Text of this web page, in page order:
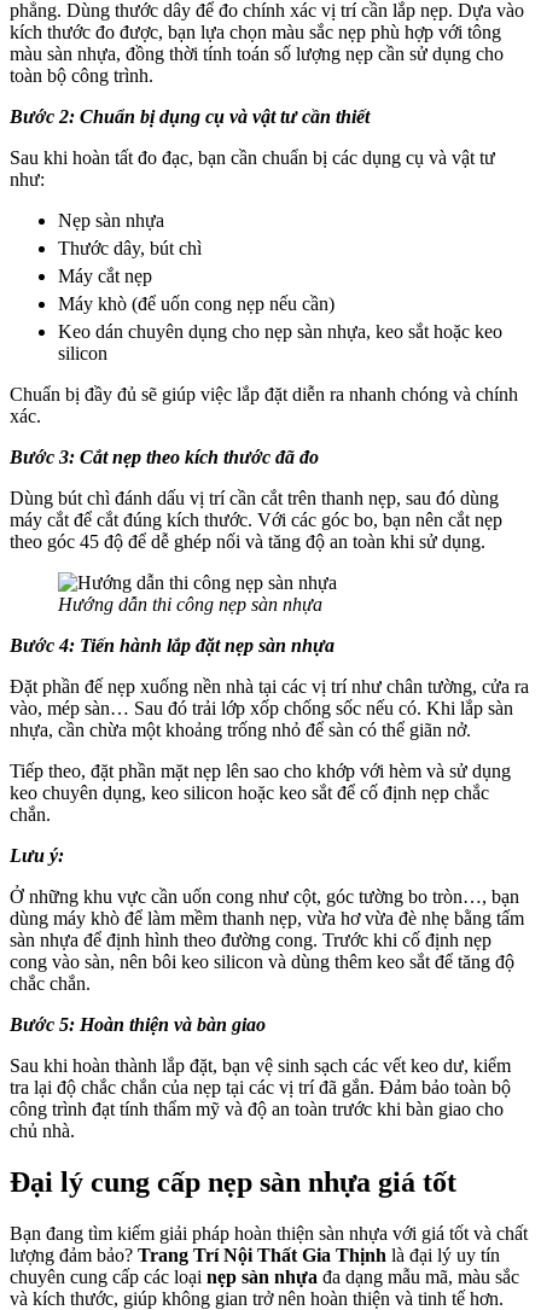
phẳng. Dùng thước dây để đo chính xác vị trí cần lắp nẹp. Dựa vào
kích thước đo được, bạn lựa chọn màu sắc nẹp phù hợp với tông
màu sàn nhựa, đồng thời tính toán số lượng nẹp cần sử dụng cho
toàn bộ công trình.
Bước 2: Chuẩn bị dụng cụ và vật tư cần thiết
Sau khi hoàn tất đo đạc, bạn cần chuẩn bị các dụng cụ và vật tư
như:
Nẹp sàn nhựa
Thước dây, bút chì
Máy cắt nẹp
Máy khò (để uốn cong nẹp nếu cần)
Keo dán chuyên dụng cho nẹp sàn nhựa, keo sắt hoặc keo
silicon
Chuẩn bị đầy đủ sẽ giúp việc lắp đặt diễn ra nhanh chóng và chính
xác.
Bước 3: Cắt nẹp theo kích thước đã đo
Dùng bút chì đánh dấu vị trí cần cắt trên thanh nẹp, sau đó dùng
máy cắt để cắt đúng kích thước. Với các góc bo, bạn nên cắt nẹp
theo góc 45 độ để dễ ghép nối và tăng độ an toàn khi sử dụng.
Hướng dẫn thi công nẹp sàn nhựa
Bước 4: Tiến hành lắp đặt nẹp sàn nhựa
Đặt phần đế nẹp xuống nền nhà tại các vị trí như chân tường, cửa ra
vào, mép sàn… Sau đó trải lớp xốp chống sốc nếu có. Khi lắp sàn
nhựa, cần chừa một khoảng trống nhỏ để sàn có thể giãn nở.
Tiếp theo, đặt phần mặt nẹp lên sao cho khớp với hèm và sử dụng
keo chuyên dụng, keo silicon hoặc keo sắt để cố định nẹp chắc
chắn.
Lưu ý:
Ở những khu vực cần uốn cong như cột, góc tường bo tròn…, bạn
dùng máy khò để làm mềm thanh nẹp, vừa hơ vừa đè nhẹ bằng tấm
sàn nhựa để định hình theo đường cong. Trước khi cố định nẹp
cong vào sàn, nên bôi keo silicon và dùng thêm keo sắt để tăng độ
chắc chắn.
Bước 5: Hoàn thiện và bàn giao
Sau khi hoàn thành lắp đặt, bạn vệ sinh sạch các vết keo dư, kiểm
tra lại độ chắc chắn của nẹp tại các vị trí đã gắn. Đảm bảo toàn bộ
công trình đạt tính thẩm mỹ và độ an toàn trước khi bàn giao cho
chủ nhà.
Đại lý cung cấp nẹp sàn nhựa giá tốt
Bạn đang tìm kiếm giải pháp hoàn thiện sàn nhựa với giá tốt và chất
lượng đảm bảo? Trang Trí Nội Thất Gia Thịnh là đại lý uy tín
chuyên cung cấp các loại nẹp sàn nhựa đa dạng mẫu mã, màu sắc
và kích thước, giúp không gian trở nên hoàn thiện và tinh tế hơn.